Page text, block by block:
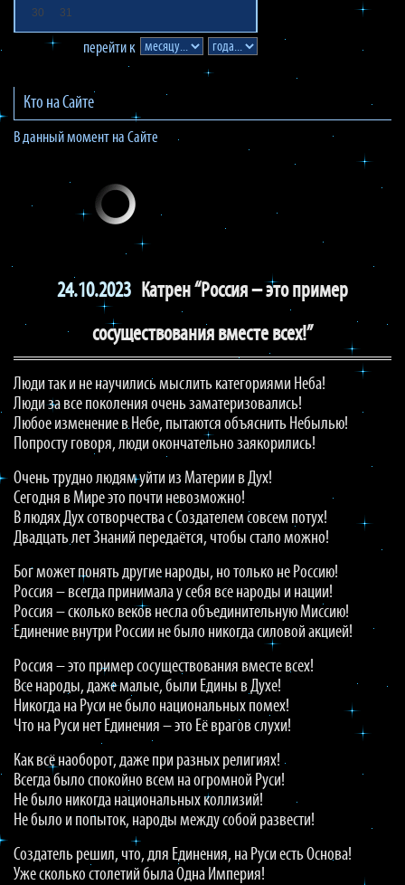
30
31
перейти к
Кто на Сайте
В данный момент на Сайте
24.10.2023 Катрен “Россия – это пример
сосуществования вместе всех!”
Люди так и не научились мыслить категориями Неба!
Люди за все поколения очень заматеризовались!
Любое изменение в Небе, пытаются объяснить Небылью!
Попросту говоря, люди окончательно заякорились!
Очень трудно людям уйти из Материи в Дух!
Сегодня в Мире это почти невозможно!
В людях Дух сотворчества с Создателем совсем потух!
Двадцать лет Знаний передаётся, чтобы стало можно!
Бог может понять другие народы, но только не Россию!
Россия – всегда принимала у себя все народы и нации!
Россия – сколько веков несла объединительную Миссию!
Единение внутри России не было никогда силовой акцией!
Россия – это пример сосуществования вместе всех!
Все народы, даже малые, были Едины в Духе!
Никогда на Руси не было национальных помех!
Что на Руси нет Единения – это Её врагов слухи!
Как всё наоборот, даже при разных религиях!
Всегда было спокойно всем на огромной Руси!
Не было никогда национальных коллизий!
Не было и попыток, народы между собой развести!
Создатель решил, что, для Единения, на Руси есть Основа!
Уже сколько столетий была Одна Империя!